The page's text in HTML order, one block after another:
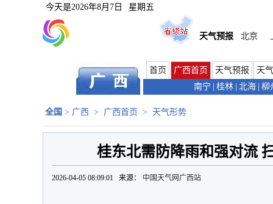
今天是2026年8月7日 星期五
天气预报 北京
首页 广西首页 天气预报
天
南宁
桂林 北海 柳
全国 > 广西 > 广西首页 > 天气形势
桂东北需防降雨和强对流
2026-04-05 08:09:01 来源： 中国天气网广西站